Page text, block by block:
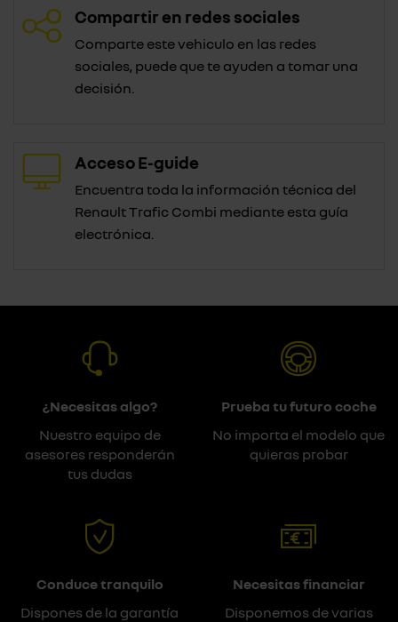
Compartir en redes sociales
Comparte este vehiculo en las redes
sociales, puede que te ayuden a tomar una
decisión.
Acceso E-guide
Encuentra toda la información técnica del
Renault Trafic Combi mediante esta guía
electrónica.
¿Necesitas algo?
Nuestro equipo de
asesores responderán
tus dudas
Prueba tu futuro coche
No importa el modelo que
quieras probar
Conduce tranquilo
Dispones de la garantía
Necesitas financiar
Disponemos de varias